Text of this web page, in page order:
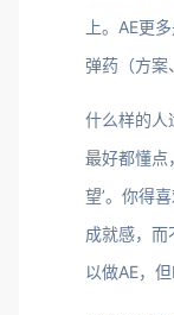
上。AE更
弹药（方案
什么样的人
最好都懂点
望’。你得
成就感，而
以做AE，